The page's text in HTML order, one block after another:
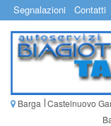
Segnalazioni Contatti
Barga Castelnuovo